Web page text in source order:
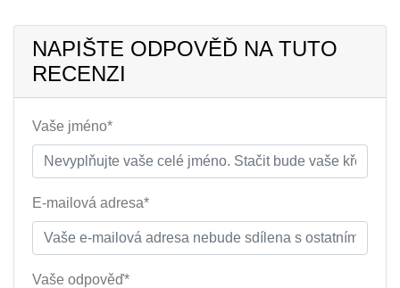
NAPIŠTE ODPOVĚĎ NA TUTO
RECENZI
Vaše jméno*
E-mailová adresa*
Vaše odpověď*